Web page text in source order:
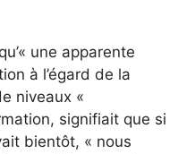
une apparente
à l’égard de la
niveaux «
signifiait que si
bientôt, « nous